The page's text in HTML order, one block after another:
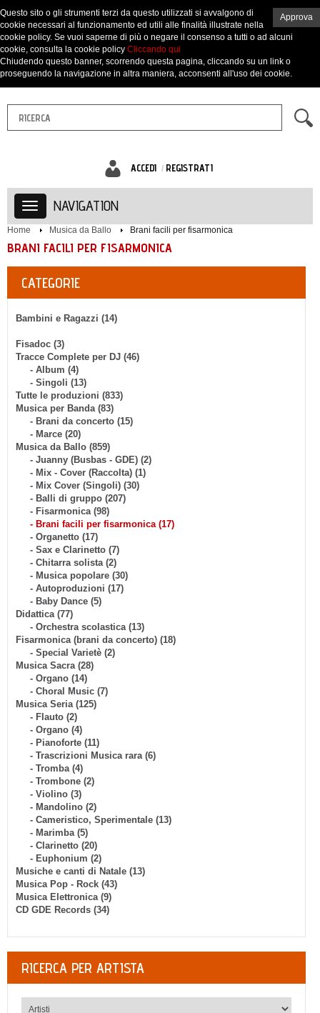
ACCEDI REGISTRATI
NAVIGATION
Home Musica da Ballo Brani facili per fisarmonica
BRANI FACILI PER FISARMONICA
CATEGORIE
Bambini e Ragazzi (14)
Fisadoc (3)
Tracce Complete per DJ (46)
- Album (4)
- Singoli (13)
Tutte le produzioni (833)
Musica per Banda (83)
- Brani da concerto (15)
- Marce (20)
Musica da Ballo (859)
- Juanny (Busbas - GDE) (2)
- Mix - Cover (Raccolta) (1)
- Mix Cover (Singoli) (30)
- Balli di gruppo (207)
- Fisarmonica (98)
- Brani facili per fisarmonica (17)
- Organetto (17)
- Sax e Clarinetto (7)
- Chitarra solista (2)
- Musica popolare (30)
- Autoproduzioni (17)
- Baby Dance (5)
Didattica (77)
- Orchestra scolastica (13)
Fisarmonica (brani da concerto) (18)
- Special Varietè (2)
Musica Sacra (28)
- Organo (14)
- Choral Music (7)
Musica Seria (125)
- Flauto (2)
- Organo (4)
- Pianoforte (11)
- Trascrizioni Musica rara (6)
- Tromba (4)
- Trombone (2)
- Violino (3)
- Mandolino (2)
- Cameristico, Sperimentale (13)
- Marimba (5)
- Clarinetto (20)
- Euphonium (2)
Musiche e canti di Natale (13)
Musica Pop - Rock (43)
Musica Elettronica (9)
CD GDE Records (34)
RICERCA PER ARTISTA
Approva
Questo sito o gli strumenti terzi da questo utilizzati si avvalgono di
cookie necessari al funzionamento ed utili alle finalità illustrate nella
cookie policy. Se vuoi saperne di più o negare il consenso a tutti o ad alcuni
cookie, consulta la cookie policy Cliccando qui
Chiudendo questo banner, scorrendo questa pagina, cliccando su un link o
proseguendo la navigazione in altra maniera, acconsenti all'uso dei cookie.